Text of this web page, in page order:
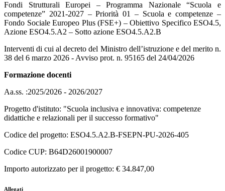
Fondi Strutturali Europei –Programma Nazionale“Scuola e
competenze” 2021-2027 –Priorità 01 – Scuola e competenze–
Fondo Sociale Europeo Plus (FSE+) – Obiettivo Specifico ESO4.5,
Azione ESO4.5.A2 – Sotto azione ESO4.5.A2.B
Interventi di cui al decreto del Ministro dell’istruzione e del merito n.
38 del 6 marzo 2026 - Avviso prot. n. 95165 del 24/04/2026
Formazione docenti
Aa.ss. :2025/2026 - 2026/2027
Progetto d'istituto: "Scuola inclusiva e innovativa: competenze
didattiche e relazionali per il successo formativo"
Codice del progetto: ESO4.5.A2.B-FSEPN-PU-2026-405
Codice CUP: B64D26001900007
Importo autorizzato per il progetto: € 34.847,00
Allegati